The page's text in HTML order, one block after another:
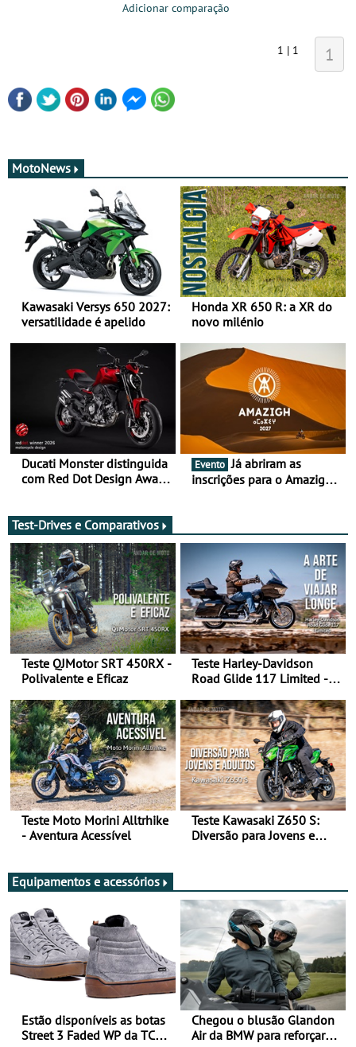
Adicionar comparação
1 | 1 1
MotoNews
Kawasaki Versys 650 2027:
versatilidade é apelido
Honda XR 650 R: a XR do
novo milénio
Ducati Monster distinguida
com Red Dot Design Award
Evento Já abriram as
inscrições para o Amazigh
experience in Morocco
Test-Drives e Comparativos
Teste QJMotor SRT 450RX -
Polivalente e Eficaz
Teste Harley-Davidson
Road Glide 117 Limited - A
Teste Moto Morini Alltrhike
- Aventura Acessível
Teste Kawasaki Z650 S:
Diversão para Jovens e
Equipamentos e acessórios
Estão disponíveis as botas
Street 3 Faded WP da TCX
Chegou o blusão Glandon
Air da BMW para reforçar